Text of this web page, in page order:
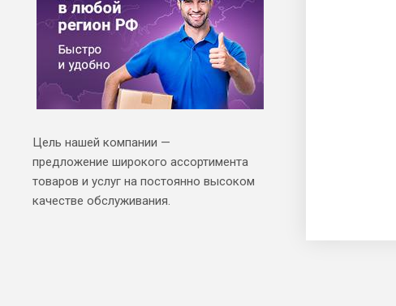
Цель нашей компании —
предложение широкого ассортимента
товаров и услуг на постоянно высоком
качестве обслуживания.